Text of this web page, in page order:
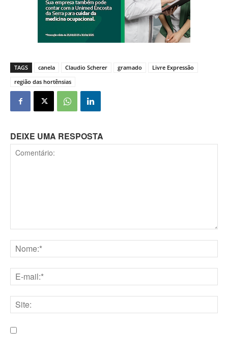
TAGS canela Claudio Scherer gramado
Livre Expressão
região das hortênsias
DEIXE UMA RESPOSTA
mail:*